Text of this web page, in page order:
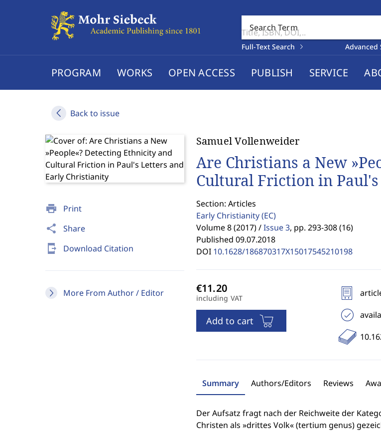
Search Term
Full-Text Search Advanced
PROGRAM WORKS OPEN ACCESS PUBLISH SERVICE
Back to issue
print Print
share Share
send_to_mobile Download Citation
More From Author / Editor
Samuel Vollenweider
Are Christians a New
Cultural Friction in
Section: Articles
Early Christianity(EC)
Volume 8 (2017) / Issue 3, pp. 293-308 (16)
Published 09.07.2018
DOI 10.1628/186870317X15017545210198
including VAT
Add to cart
Summary Authors/Editors Reviews
Der Aufsatz fragt nach der Reichweite der
Christen als »drittes Volk« (tertium genus)